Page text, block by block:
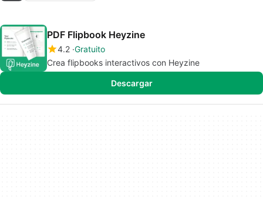
PDF Flipbook Heyzine
4.2 Gratuito
Crea flipbooks interactivos con Heyzine
Descargar